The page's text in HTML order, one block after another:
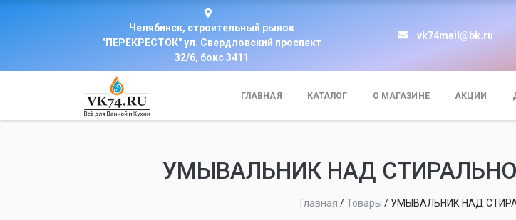
Челябинск, строительный рынок
"ПЕРЕКРЕСТОК" ул. Свердловский проспект
32/6, бокс 3411
vk74mail@bk.ru
ГЛАВНАЯ КАТАЛОГ О МАГАЗИНЕ АКЦИИ
УМЫВАЛЬНИК НАД
Главная /Товары / УМЫВАЛЬНИК НАД